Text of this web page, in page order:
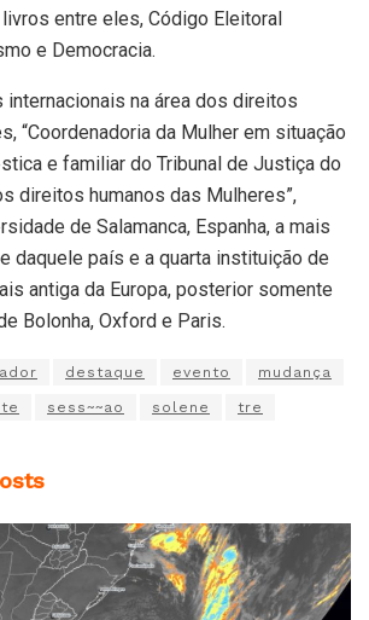
entre eles, Código Eleitoral
e Democracia.
internacionais na área dos direitos
“Coordenadoria da Mulher em situação
e familiar do Tribunal de Justiça do
direitos humanos das Mulheres”,
de Salamanca, Espanha, a mais
daquele país e a quarta instituição de
antiga da Europa, posterior somente
Bolonha, Oxford e Paris.
destaque evento mudança
sess~~ao solene tre